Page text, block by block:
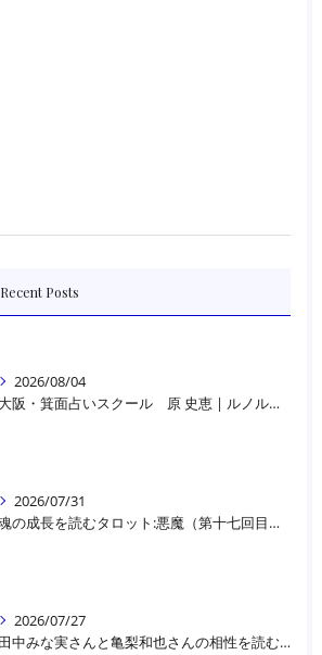
Recent Posts
2026/08/04
大阪・箕面占いスクール 原 史恵 | ルノルマンカード読み方のコツ「雲」 仕事をテーマに占った場合
2026/07/31
魂の成長を読むタロット:悪魔（第十七回目）｜大阪・箕面占いスクールラブアンドライト
2026/07/27
田中みな実さんと亀梨和也さんの相性を読む｜大阪・箕面占いスクールラブアンドライト